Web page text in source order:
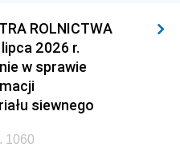
ROLNICTWA
2026 r.
w sprawie
siewnego
1060